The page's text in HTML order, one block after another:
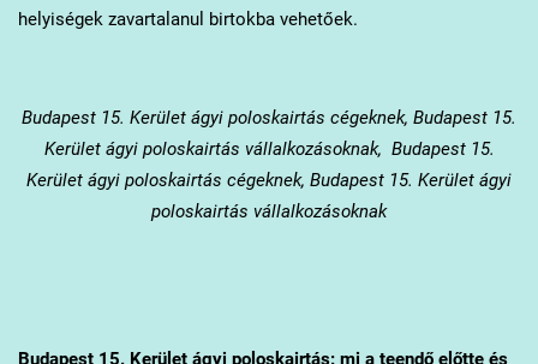
helyiségek zavartalanul birtokba vehetőek.
Budapest 15. Kerület ágyi poloskairtás cégeknek, Budapest 15.
Kerület ágyi poloskairtás vállalkozásoknak, Budapest 15.
Kerület ágyi poloskairtás cégeknek, Budapest 15. Kerület ágyi
poloskairtás vállalkozásoknak
Budapest 15. Kerületágyi poloskairtás: mi a teendő előtte és